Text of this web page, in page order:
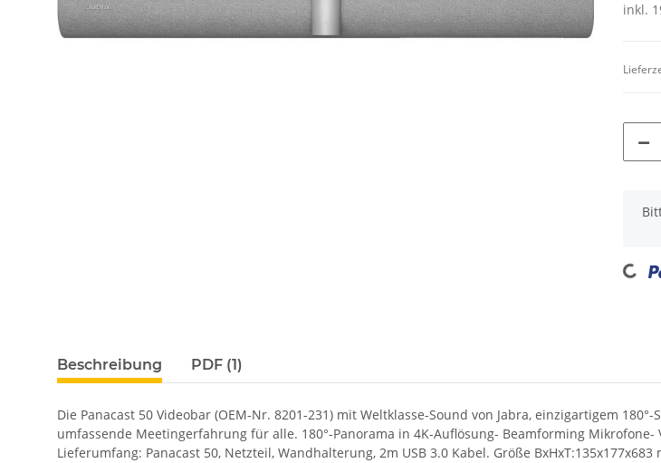
inkl.
x
Loading...
Beschreibung PDF (1)
Die Panacast 50 Videobar (OEM-Nr. 8201-231) mit Weltklasse-Sound von Jabra, einzigartigem
umfassende Meetingerfahrung für alle. 180°-Panorama in 4K-Auflösung- Beamforming
Lieferumfang: Panacast 50, Netzteil, Wandhalterung, 2m USB 3.0 Kabel. Größe BxHxT:135x177x683